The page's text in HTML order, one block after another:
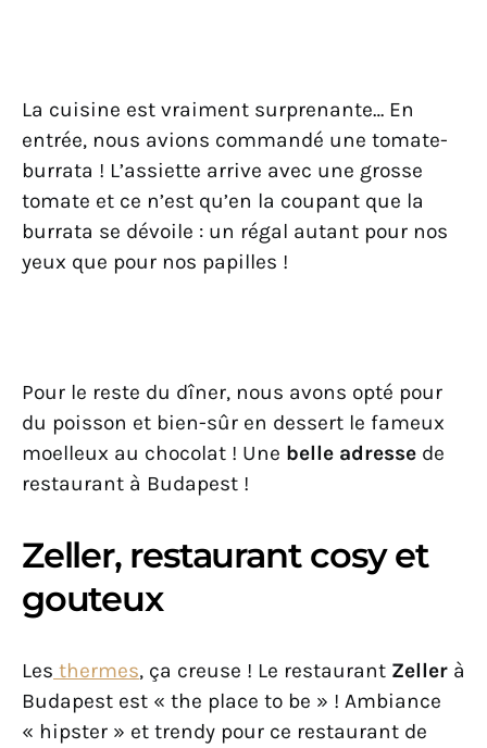
La cuisine est vraiment surprenante… En
entrée, nous avions commandé une tomate-
burrata ! L’assiette arrive avec une grosse
tomate et ce n’est qu’en la coupant que la
burrata se dévoile : un régal autant pour nos
yeux que pour nos papilles !
Pour le reste du dîner, nous avons opté pour
du poisson et bien-sûr en dessert le fameux
moelleux au chocolat ! Une belle adresse de
restaurant à Budapest !
Zeller, restaurant cosy et
gouteux
Les thermes, ça creuse ! Le restaurant Zeller à
Budapest est « the place to be » ! Ambiance
« hipster » et trendy pour ce restaurant de